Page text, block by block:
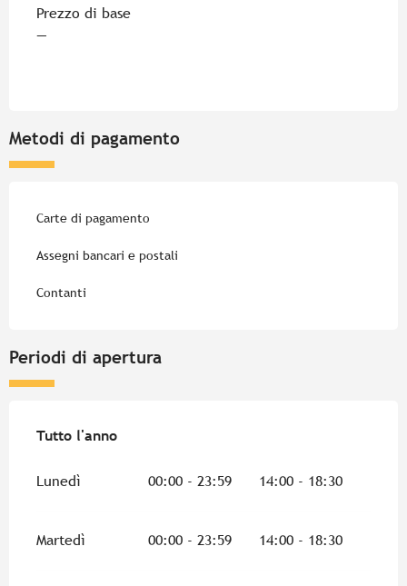
Prezzo di base
—
Metodi di pagamento
Carte di pagamento
Assegni bancari e postali
Contanti
Periodi di apertura
Tutto l'anno
Tutto l'anno
Lunedì 00:00 - 23:59 14:00 - 18:30
Martedì 00:00 - 23:59 14:00 - 18:30